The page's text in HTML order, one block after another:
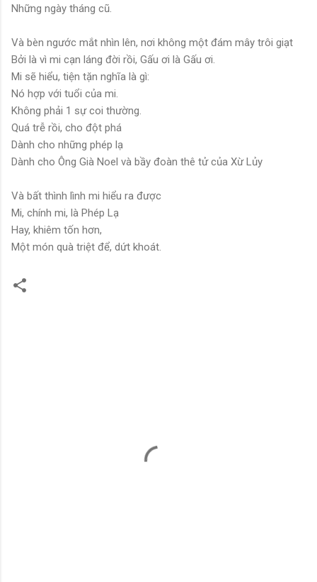
Những ngày tháng cũ.
Và bèn ngước mắt nhìn lên, nơi không một đám mây trôi giạt
Bởi là vì mi cạn láng đời rồi, Gấu ơi là Gấu ơi.
Mi sẽ hiểu, tiện tặn nghĩa là gì:
Nó hợp với tuổi của mi.
Không phải 1 sự coi thường.
Quá trễ rồi, cho đột phá
Dành cho những phép lạ
Dành cho Ông Già Noel và bầy đoàn thê tử của Xừ Lủy
Và bất thình lình mi hiểu ra được
Mi, chính mi, là Phép Lạ
Hay, khiêm tốn hơn,
Một món quà triệt để, dứt khoát.